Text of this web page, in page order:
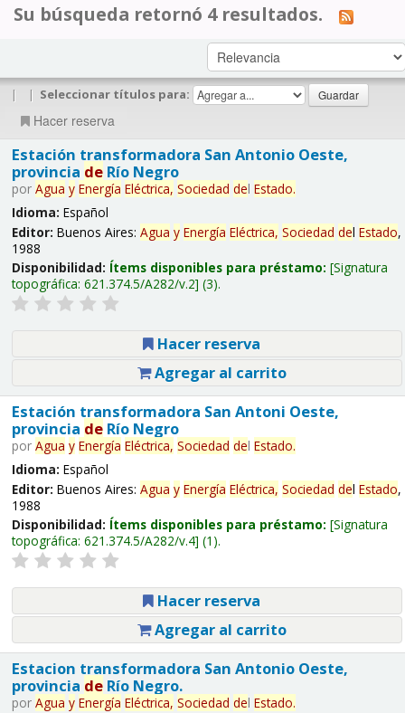
Su búsqueda retornó 4 resultados.
| | Seleccionar títulos para:
Hacer reserva
Estación transformadora San Antonio Oeste,
provincia deRío Negro
por Agua y Energía Eléctrica, Sociedad del Estado.
Idioma: Español
Editor: Buenos Aires: Agua y Energía Eléctrica, Sociedad del Estado,
1988
Disponibilidad: Ítems disponibles para préstamo: Signatura
topográfica: 621.374.5/A282/v.2 (3).
Hacer reserva
Agregar al carrito
Estación transformadora San Antoni Oeste,
provincia deRío Negro
por Agua y Energía Eléctrica, Sociedad del Estado.
Idioma: Español
Editor: Buenos Aires: Agua y Energía Eléctrica, Sociedad del Estado,
1988
Disponibilidad: Ítems disponibles para préstamo: Signatura
topográfica: 621.374.5/A282/v.4 (1).
Hacer reserva
Agregar al carrito
Estacion transformadora San Antonio Oeste,
provincia deRío Negro.
por Agua y Energía Eléctrica, Sociedad del Estado.